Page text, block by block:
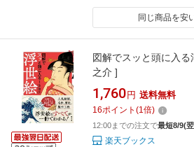
同じ商品を安
図解でスッと頭に入
之介 ]
1,760 円 送料無料
16ポイント (1倍)
12:00までの注文で最短8/9(
楽天ブックス